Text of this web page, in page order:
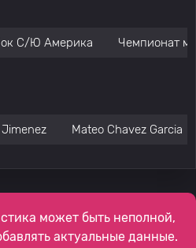
С/Ю Америка Чемпионат
Jimenez Mateo Chavez Garcia
может быть неполной,
актуальные данные.